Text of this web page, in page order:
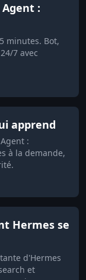
:
minutes. Bot,
7 avec
apprend
:
à la demande,
Hermes se
d'Hermes
et